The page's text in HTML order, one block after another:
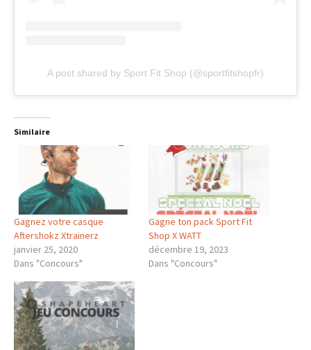
A post shared by Sport Fit Shop (@sportfitshopfr)
Similaire
Gagnez votre casque
Aftershokz Xtrainerz
janvier 25, 2020
Dans "Concours"
Gagne ton pack Sport Fit
Shop X WATT
décembre 19, 2023
Dans "Concours"